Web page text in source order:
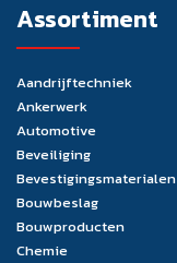
Assortiment
Aandrijftechniek
Ankerwerk
Automotive
Beveiliging
Bevestigingsmaterialen
Bouwbeslag
Bouwproducten
Chemie